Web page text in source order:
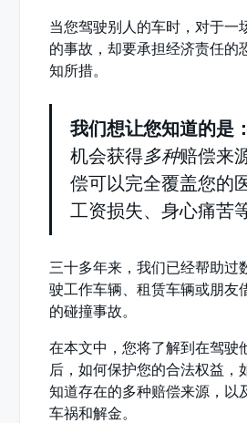
当您驾驶别人的车时，对于一
的事故，却要承担经济责任的
知所措。
我们想让您知道的是
机会获得多种赔偿来
偿可以完全覆盖您的
工资损失、身心痛苦等
三十多年来，我们已经帮助过
驶工作车辆、租赁车辆或朋友
的碰撞事故。
在本文中，您将了解到在驾驶
后，如何保护您的合法权益，
知道存在的多种赔偿来源，以
车祸和解金。